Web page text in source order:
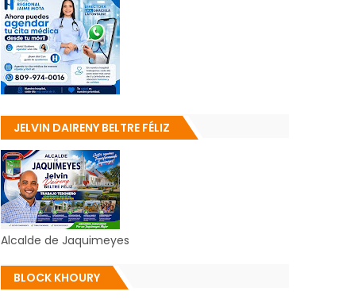
JELVIN DAIRENY BELTRE FÉLIZ
Alcalde de Jaquimeyes
BLOCK KHOURY